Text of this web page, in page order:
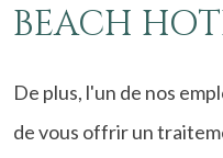
BEACH
De plus, l'un de nos
de vous offrir un